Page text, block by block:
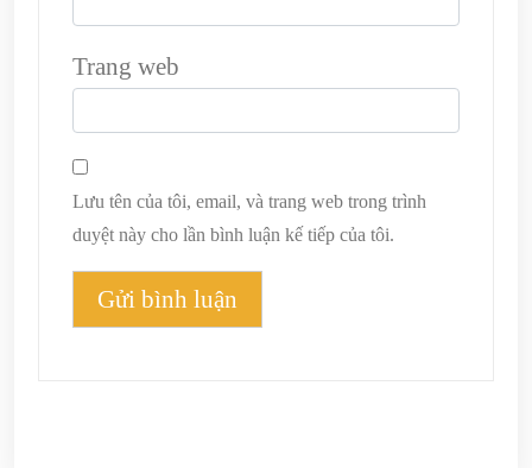
Trang web
Lưu tên của tôi, email, và trang web trong trình
duyệt này cho lần bình luận kế tiếp của tôi.